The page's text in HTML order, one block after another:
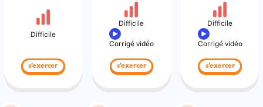
Difficile
s'exercer
Difficile
Corrigé vidéo
s'exercer
Difficile
Corrigé vidéo
s'exercer